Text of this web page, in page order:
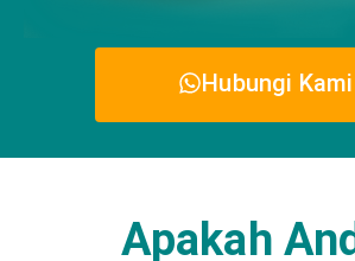
Hubungi Kami
Apakah